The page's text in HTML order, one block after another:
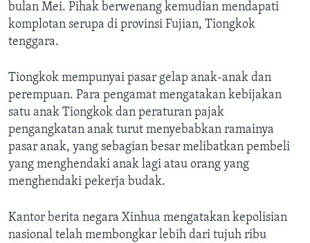
bulan Mei. Pihak berwenang kemudian mendapati
komplotan serupa di provinsi Fujian, Tiongkok
tenggara.
Tiongkok mempunyai pasar gelap anak-anak dan
perempuan. Para pengamat mengatakan kebijakan
satu anak Tiongkok dan peraturan pajak
pengangkatan anak turut menyebabkan ramainya
pasar anak, yang sebagian besar melibatkan pembeli
yang menghendaki anak lagi atau orang yang
menghendaki pekerja budak.
Kantor berita negara Xinhua mengatakan kepolisian
nasional telah membongkar lebih dari tujuh ribu